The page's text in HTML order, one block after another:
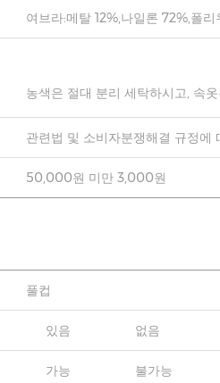
여브라:메탈 12%,나일론 72%,폴리
농색은 절대 분리 세탁하시고, 속
관련법 및 소비자분쟁해결 규정에
50,000원 미만 3,000원
풀컵
있음 없음
가능 불가능